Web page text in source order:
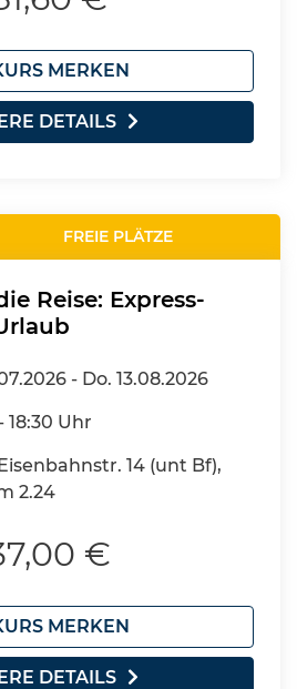
MERKEN
DETAILS
FREIE PLÄTZE
Reise: Express-
- Do. 13.08.2026
18:30 Uhr
14 (unt Bf),
2.24
€
MERKEN
DETAILS